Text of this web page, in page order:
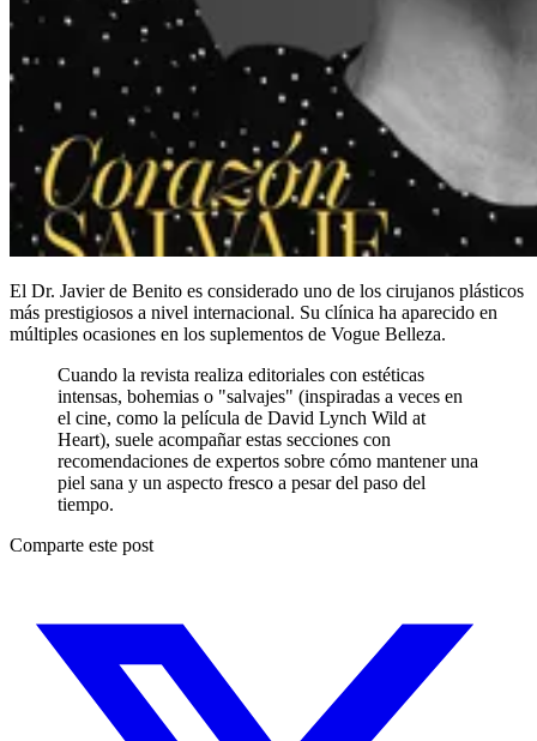
El Dr. Javier de Benito es considerado uno de los cirujanos plásticos
más prestigiosos a nivel internacional. Su clínica ha aparecido en
múltiples ocasiones en los suplementos de Vogue Belleza.
Cuando la revista realiza editoriales con estéticas
intensas, bohemias o "salvajes" (inspiradas a veces en
el cine, como la película de David Lynch Wild at
Heart), suele acompañar estas secciones con
recomendaciones de expertos sobre cómo mantener una
piel sana y un aspecto fresco a pesar del paso del
tiempo.
Comparte este post